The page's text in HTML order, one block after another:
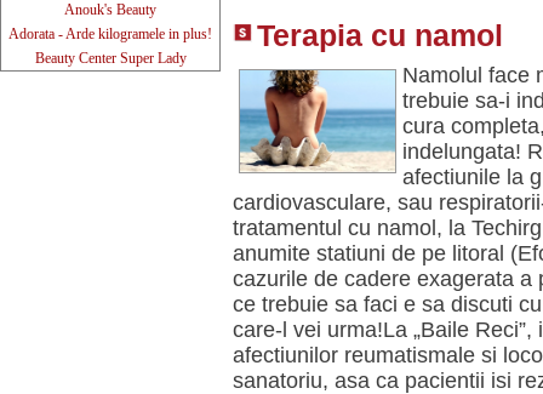
Anouk's Beauty
Adorata - Arde kilogramele in plus!
Beauty Center Super Lady
Terapia cu namol
Namolul face
trebuie sa-i
cura
indelungata!
afectiunile la
cardiovasculare, sau
tratamentul cu namol, la
anumite statiuni de pe litoral
cazurile de cadere exagerata a
ce trebuie sa faci e sa discuti
care-l vei urma!La „Baile
afectiunilor reumatismale si
sanatoriu, asa ca pacientii isi